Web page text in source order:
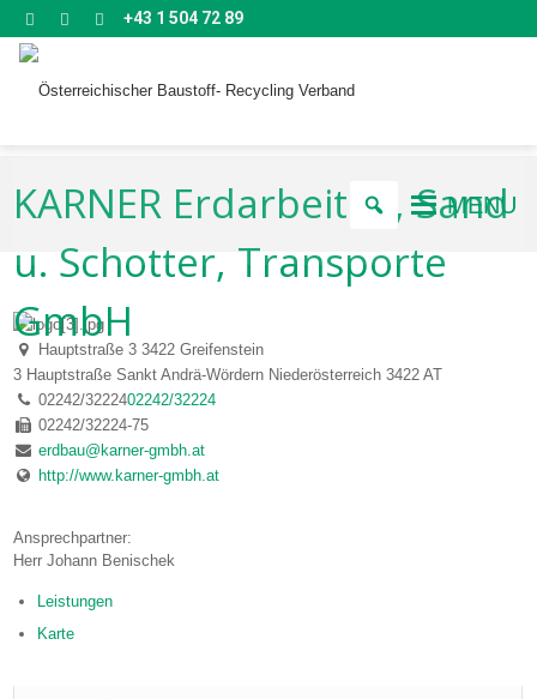
+43 1 504 72 89
MENU
KARNER Erdarbeiten, Sand
u. Schotter, Transporte
GmbH
Hauptstraße 3 3422 Greifenstein
3 Hauptstraße Sankt Andrä-Wördern Niederösterreich 3422 AT
02242/3222402242/32224
02242/32224-75
erdbau@karner-gmbh.at
http://www.karner-gmbh.at
Ansprechpartner:
Herr Johann Benischek
Leistungen
Karte